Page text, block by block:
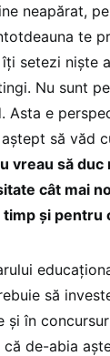
neapărat,
te
setezi niște
Nu sunt
Asta e
să văd
vreau să duc
cât mai
și pentru
să
și în
de-abia